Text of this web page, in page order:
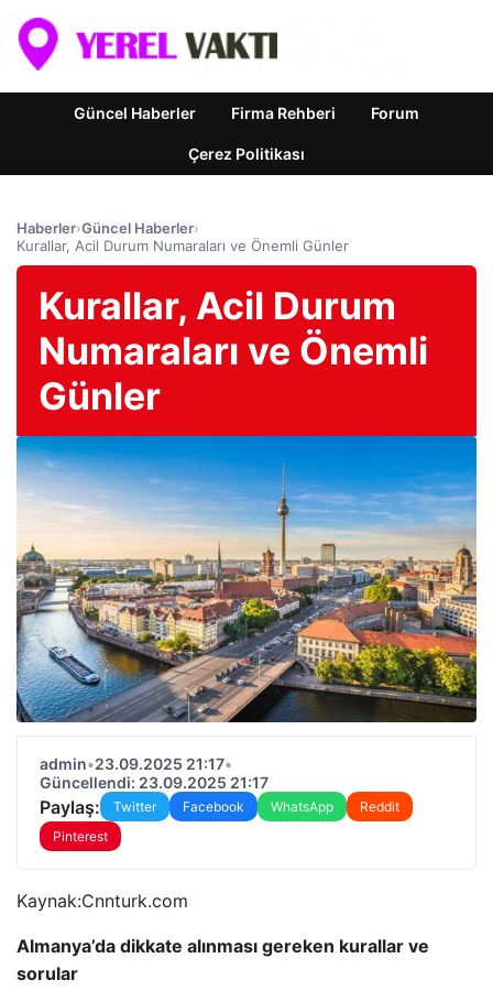
Güncel Haberler Firma Rehberi Forum
Çerez Politikası
Haberler›Güncel Haberler›
Kurallar, Acil Durum Numaraları ve Önemli Günler
Kurallar, Acil Durum
Numaraları ve Önemli
Günler
admin•23.09.2025 21:17•
Güncellendi: 23.09.2025 21:17
Paylaş: Twitter Facebook WhatsApp
Reddit
Pinterest
Kaynak:Cnnturk.com
Almanya’da dikkate alınması gereken kurallar ve
sorular